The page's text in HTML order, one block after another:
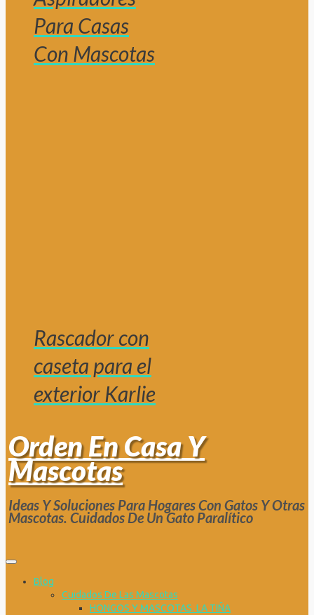
Para Casas
Con Mascotas
Rascador con
caseta para el
exterior Karlie
Orden En Casa Y
Mascotas
Ideas Y Soluciones Para Hogares Con Gatos Y Otras
Mascotas. Cuidados De Un Gato Paralítico
Blog
Cuidados De Las Mascotas
HONGOS Y MASCOTAS. LA TIÑA